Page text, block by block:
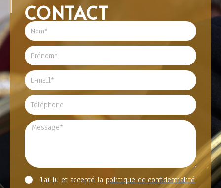
CONTACT
J'ai lu et accepté la politique de confidentialité